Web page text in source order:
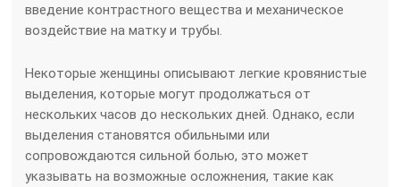
введение контрастного вещества и механическое
воздействие на матку и трубы.
Некоторые женщины описывают легкие кровянистые
выделения, которые могут продолжаться от
нескольких часов до нескольких дней. Однако, если
выделения становятся обильными или
сопровождаются сильной болью, это может
указывать на возможные осложнения, такие как